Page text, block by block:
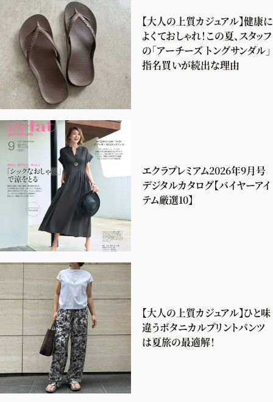
【大人の上質カジュアル】健康に
よくておしゃれ！この夏、スタッフ
の「アーチーズ トングサンダル」
指名買いが続出な理由
エクラプレミアム2026年9月号
デジタルカタログ【バイヤーアイ
テム厳選10】
【大人の上質カジュアル】ひと味
違うボタニカルプリントパンツ
は夏旅の最適解！